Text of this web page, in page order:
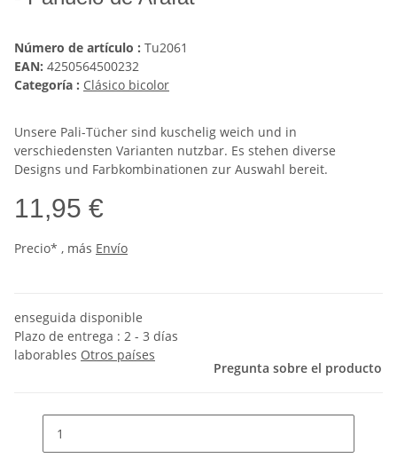
Número de artículo : Tu2061
EAN: 4250564500232
Categoría : Clásico bicolor
Unsere Pali-Tücher sind kuschelig weich und in
verschiedensten Varianten nutzbar. Es stehen diverse
Designs und Farbkombinationen zur Auswahl bereit.
11,95 €
Precio* , más Envío
enseguida disponible
Plazo de entrega : 2 - 3 días
laborables Otros países
Pregunta sobre el producto